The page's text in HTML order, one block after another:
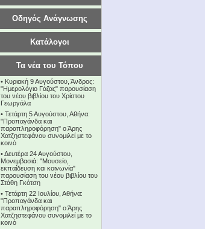
Οδηγός Ανάγνωσης
Κατάλογοι
Τα νέα του Τόπου
• Κυριακή 9 Αυγούστου, Άνδρος:
"Ημερολόγιο Γάζας" παρουσίαση
του νέου βιβλίου του Χρίστου
Γεωργάλα
• Τετάρτη 5 Αυγούστου, Αθήνα:
"Προπαγάνδα και
παραπληροφόρηση" ο Άρης
Χατζηστεφάνου συνομιλεί με το
κοινό
•Δευτέρα 24 Αυγούστου,
Μονεμβασιά: "Μουσείο,
εκπαίδευση και κοινωνία"
παρουσίαση του νέου βιβλίου του
Στάθη Γκότση
• Τετάρτη 22 Ιουλίου, Αθήνα:
"Προπαγάνδα και
παραπληροφόρηση" ο Άρης
Χατζηστεφάνου συνομιλεί με το
κοινό